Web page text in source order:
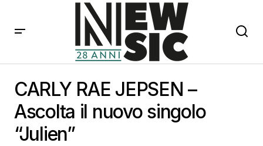
CARLY RAE JEPSEN –
Ascolta il nuovo singolo
“Julien”